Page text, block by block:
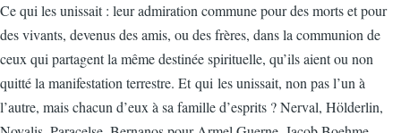
Ce qui les unissait : leur admiration commune pour des morts et pour
des vivants, devenus des amis, ou des frères, dans la communion de
ceux qui partagent la même destinée spirituelle, qu’ils aient ou non
quitté la manifestation terrestre. Et qui les unissait, non pas l’un à
l’autre, mais chacun d’eux à sa famille d’esprits ? Nerval, Hölderlin,